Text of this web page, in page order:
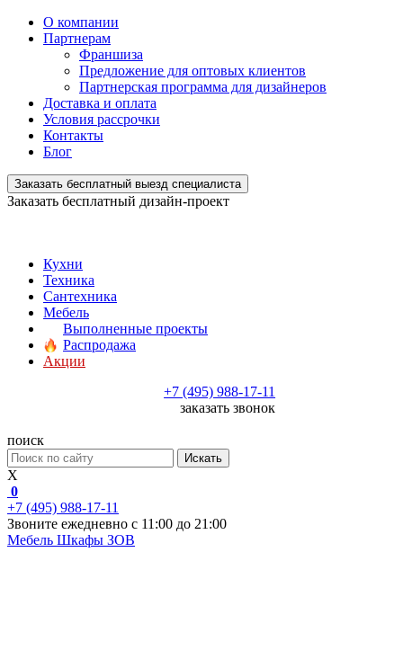
О компании
Партнерам
Франшиза
Предложение для оптовых клиентов
Партнерская программа для дизайнеров
Доставка и оплата
Условия рассрочки
Контакты
Блог
Заказать бесплатный выезд специалиста
Заказать бесплатный дизайн-проект
Кухни
Техника
Сантехника
Мебель
Выполненные проекты
Распродажа
Акции
+7 (495) 988-17-11
заказать звонок
поиск
Искать
X
0
+7 (495) 988-17-11
Звоните ежедневно с 11:00 до 21:00
Мебель Шкафы ЗОВ